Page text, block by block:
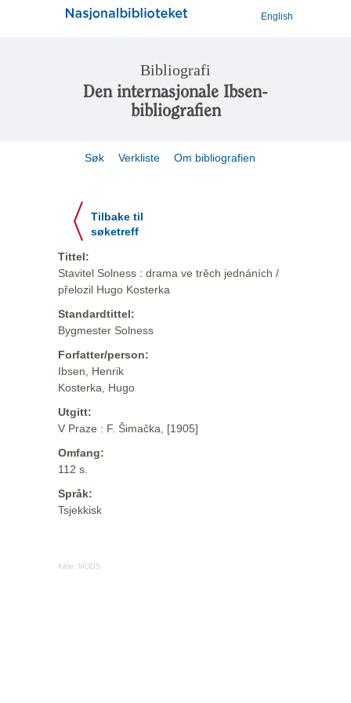
English
Bibliografi
Den internasjonale Ibsen-
bibliografien
Søk Verkliste Om bibliografien
Tilbake til
søketreff
Tittel:
Stavitel Solness : drama ve trěch jednáních /
přelozil Hugo Kosterka
Standardtittel:
Bygmester Solness
Forfatter/person:
Ibsen, Henrik
Kosterka, Hugo
Utgitt:
V Praze : F. Šimačka, [1905]
Omfang:
112 s.
Språk:
Tsjekkisk
Kilde: MODS